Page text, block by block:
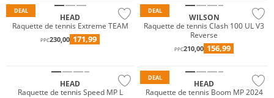
DEAL
HEAD
Raquette de tennis Extreme TEAM
PPC230,00 171,99
DEAL
WILSON
Raquette de tennis Clash 100 UL V3
Reverse
PPC210,00 156,99
HEAD
Raquette de tennis Speed MP L
DEAL
HEAD
Raquette de tennis Boom MP 2024